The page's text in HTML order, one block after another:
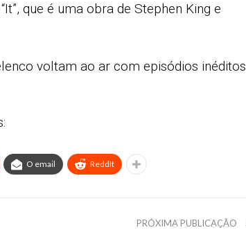
que é uma obra de Stephen King e
voltam ao ar com episódios inéditos
O email ReddIt
PRÓXIMA PUBLICAÇÃO